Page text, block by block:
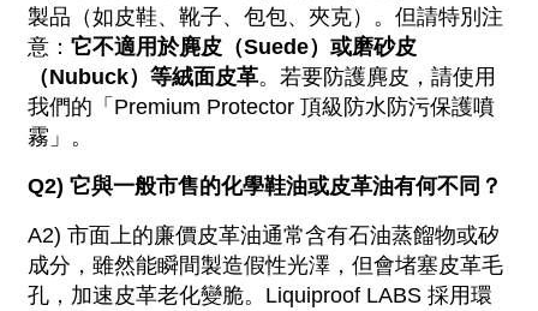
製品（如皮鞋、靴子、包包、夾克）。但請特別注
意： 它不適用於麂皮（Suede）或磨砂皮
（Nubuck）等絨面皮革。若要防護麂皮，請使用
我們的「Premium Protector 頂級防水防污保護噴
霧」。
Q2) 它與一般市售的化學鞋油或皮革油有何不同？
A2) 市面上的廉價皮革油通常含有石油蒸餾物或矽
成分，雖然能瞬間製造假性光澤，但會堵塞皮革毛
孔，加速皮革老化變脆。Liquiproof LABS 採用環